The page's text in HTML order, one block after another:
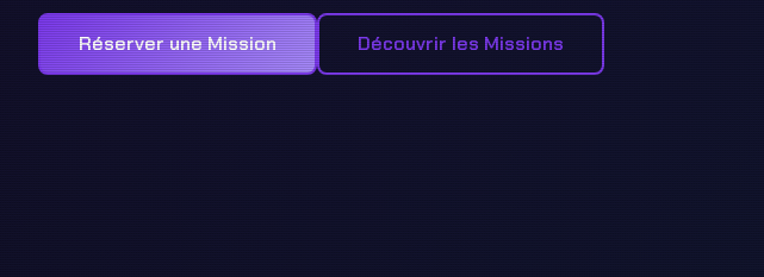
Réserver une Mission Découvrir les Missions